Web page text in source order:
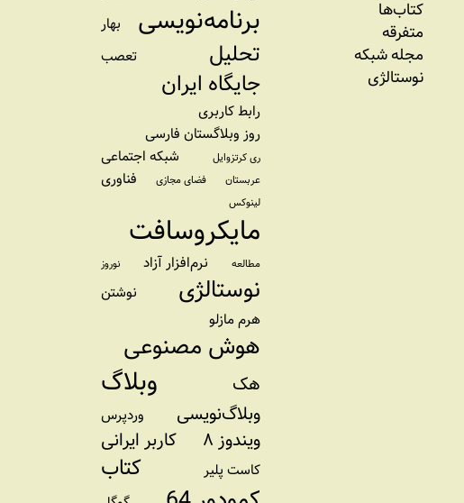
کتاب‌ها
متفرقه
مجله شبکه
نوستالژی
برنامه‌نویسی بهار
تحلیل تعصب
جایگاه ایران
رابط کاربری
روز وبلاگستان فارسی
ری کرتزوایل شبکه اجتماعی
عربستان فضای مجازی فناوری
لینوکس
مایکروسافت
مطالعه نرم‌افزار آزاد نوروز
نوستالژی
نوشتن
هرم مازلو
هوش مصنوعی
هک وبلاگ
وبلاگ‌نویسی وردپرس
ویندوز ۸ کاربر ایرانی
کاست پلیر کتاب